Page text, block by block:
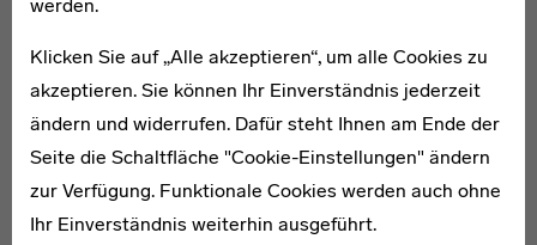
werden.
Klicken Sie auf „Alle akzeptieren“, um alle Cookies zu
akzeptieren. Sie können Ihr Einverständnis jederzeit
ändern und widerrufen. Dafür steht Ihnen am Ende der
Seite die Schaltfläche "Cookie-Einstellungen" ändern
zur Verfügung. Funktionale Cookies werden auch ohne
Ihr Einverständnis weiterhin ausgeführt.
Charlotte Jopp